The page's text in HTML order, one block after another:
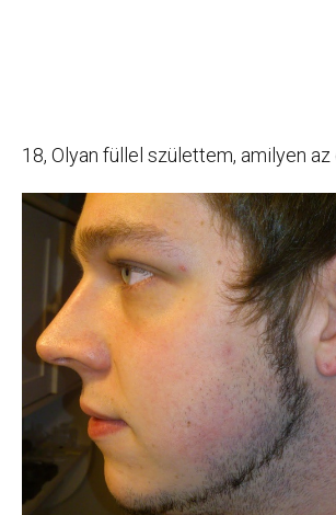
18, Olyan füllel születtem, amilyen az